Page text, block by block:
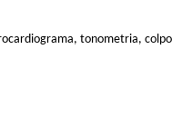
tonometria,